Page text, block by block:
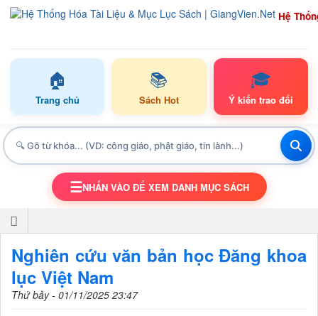
Hệ
🏠
Trang chủ
📚
Sách Hot
🎓
Ý kiến trao đổi
TOGGLE NAVIGATION
☰NHẤN VÀO ĐỂ XEM DANH MỤC SÁCH
Nghiên cứu văn bản học Đăng khoa
lục Việt Nam
Thứ bảy - 01/11/2025 23:47